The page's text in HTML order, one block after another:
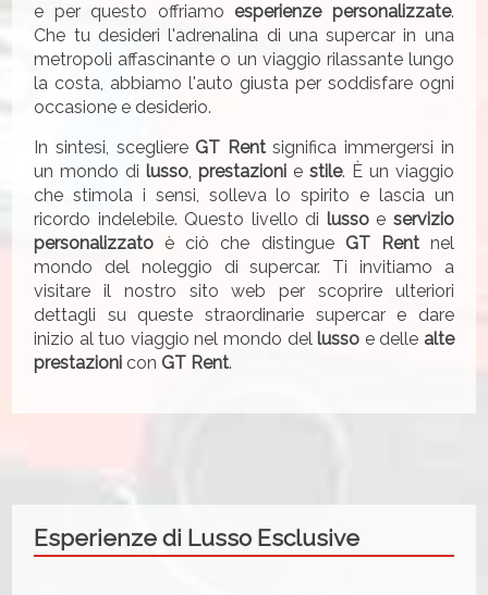
e per questo offriamo esperienze personalizzate.
Che tu desideri l'adrenalina di una supercar in una
metropoli affascinante o un viaggio rilassante lungo
la costa, abbiamo l'auto giusta per soddisfare ogni
occasione e desiderio.
In sintesi, scegliere GT Rentsignifica immergersi in
un mondo dilusso,prestazioni e stile. È un viaggio
che stimola i sensi, solleva lo spirito e lascia un
ricordo indelebile. Questo livello di lussoe servizio
personalizzato è ciò che distingue GT Rentnel
mondo del noleggio di supercar. Ti invitiamo a
visitare il nostro sito web per scoprire ulteriori
dettagli su queste straordinarie supercar e dare
inizio al tuo viaggio nel mondo dellusso e delle alte
prestazioni con GT Rent.
Esperienze di Lusso Esclusive